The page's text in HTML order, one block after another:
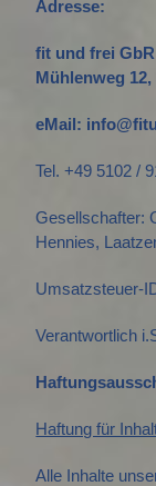
Adresse:
fit und frei GbR
Mühlenweg 12,
eMail:
Tel. +49 5102 /
Gesellschafter:
Hennies,
Umsatzsteuer-
Verantwortlich
Haftung für
Alle Inhalte